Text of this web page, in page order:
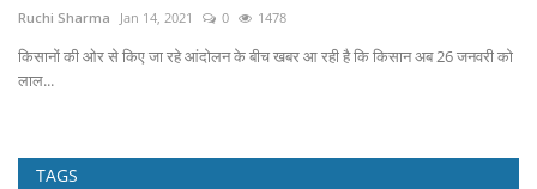
Ruchi Sharma Jan 14, 2021 0 1478
किसानों की ओर से किए जा रहे आंदोलन के बीच खबर आ रही है कि किसान अब 26 जनवरी को
लाल...
TAGS